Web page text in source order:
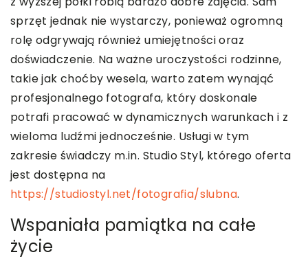
sprzęt jednak nie wystarczy, ponieważ ogromną
rolę odgrywają również umiejętności oraz
doświadczenie. Na ważne uroczystości rodzinne,
takie jak choćby wesela, warto zatem wynająć
profesjonalnego fotografa, który doskonale
potrafi pracować w dynamicznych warunkach i z
wieloma ludźmi jednocześnie. Usługi w tym
zakresie świadczy m.in. Studio Styl, którego oferta
jest dostępna na
https://studiostyl.net/fotografia/slubna.
Wspaniała pamiątka na całe
życie